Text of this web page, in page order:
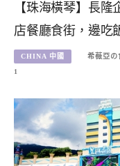
【珠海橫琴】長
店餐廳食街，邊吃
CHINA 中國 希薇亞
1